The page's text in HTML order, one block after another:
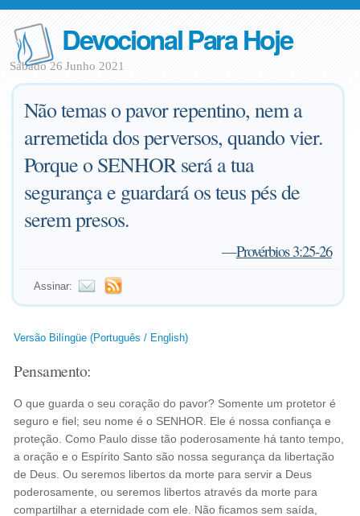
Devocional Para Hoje
Sábado 26 Junho 2021
Não temas o pavor repentino, nem a
arremetida dos perversos, quando vier.
Porque o SENHOR será a tua
segurança e guardará os teus pés de
serem presos.
—Provérbios 3:25-26
Assinar:
Versão Bilíngüe (Português / English)
Pensamento:
O que guarda o seu coração do pavor? Somente um protetor é
seguro e fiel; seu nome é o SENHOR. Ele é nossa confiança e
proteção. Como Paulo disse tão poderosamente há tanto tempo,
a oração e o Espírito Santo são nossa segurança da libertação
de Deus. Ou seremos libertos da morte para servir a Deus
poderosamente, ou seremos libertos através da morte para
compartilhar a eternidade com ele. Não ficamos sem saída,